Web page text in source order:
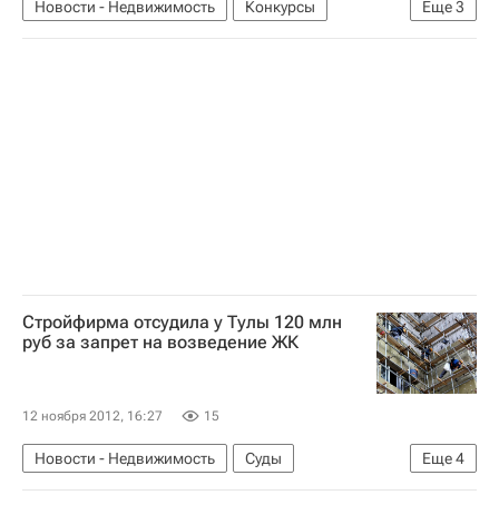
Еще3
Новости - Недвижимость
Конкурсы
Мосты
Инфраструктура Россия
Стройфирма отсудила у Тулы 120 млн
руб за запрет на возведение ЖК
12 ноября 2012, 16:27 15
Еще4
Новости - Недвижимость
Суды
Строительство
Тула Жилье Россия